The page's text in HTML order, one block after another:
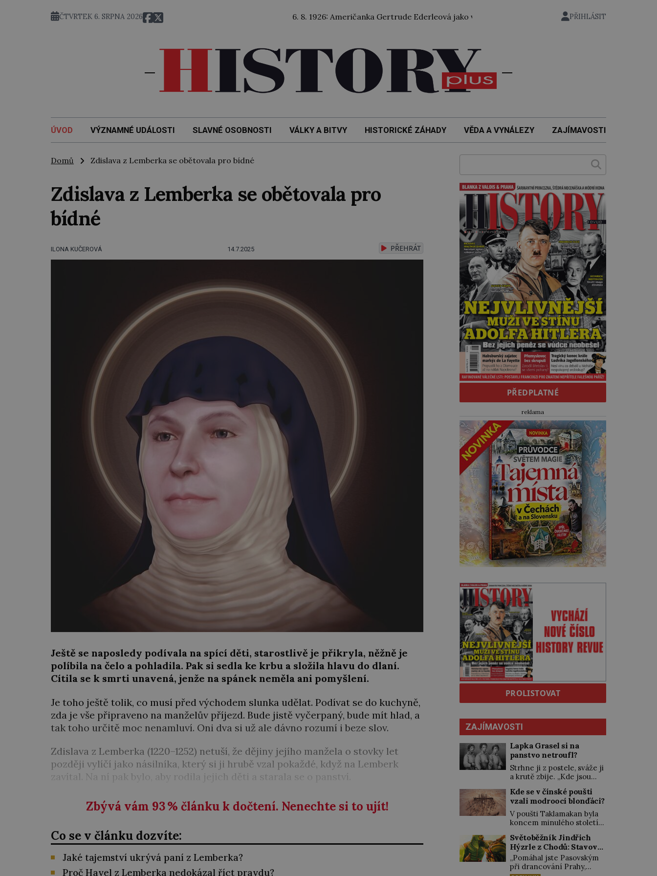
ČTVRTEK 6. SRPNA 2026 6. 8. 1926: Američanka Gertrude Ederleová jako vůbec první žena přeplavala kanál La Manche. Zabralo jí
PŘIHLÁSIT
ÚVOD VÝZNAMNÉ UDÁLOSTI SLAVNÉ OSOBNOSTI VÁLKY A BITVY HISTORICKÉ ZÁHADY VĚDA A VYNÁLEZY ZAJÍMAVOSTI
Domů Zdislava z Lemberka se obětovala pro bídné
Zdislava z Lemberka se obětovala pro
bídné
ILONA KUČEROVÁ 14.7.2025 PŘEHRÁT
Ještě se naposledy podívala na spící děti, starostlivě je přikryla, něžně je
políbila na čelo a pohladila. Pak si sedla ke krbu a složila hlavu do dlaní.
Cítila se k smrti unavená, jenže na spánek neměla ani pomyšlení.
Je toho ještě tolik, co musí před východem slunka udělat. Podívat se do kuchyně,
zda je vše připraveno na manželův příjezd. Bude jistě vyčerpaný, bude mít hlad, a
tak toho určitě moc nenamluví. Oni dva si už ale dávno rozumí i beze slov.
Zdislava z Lemberka (1220–1252) netuší, že dějiny jejího manžela o stovky let
později vylíčí jako násilníka, který si ji hrubě vzal pokaždé, když na Lemberk
zavítal. Na ní pak bylo, aby rodila jejich děti a starala se o panství.
Zbývá vám 93% článku k dočtení. Nenechte si to ujít!
Co se v článku dozvíte:
Jaké tajemství ukrývá paní z Lemberka?
Proč Havel z Lemberka nedokázal říct pravdu?
PŘEDPLATNÉ
reklama
PROLISTOVAT
ZAJÍMAVOSTI
Lapka Grasel si na
panstvo netroufl?
Strhne ji z postele, sváže ji
a krutě zbije. „Kde jsou
starou švadlenku. Když mu
to neprozradí – ostatně ani
nemůže, protože žádné
nemá, spokojí se lupič
látky. Zraněná žena pár dní
nato umírá. Je to muž
nebývale krutý. Jeho činy
budí hrůzu ještě dlouho po
jeho smrti […]
Kde se v čínské poušti
vzali modroocí blonďáci?
V poušti Taklamakan byla
koncem minulého století
s téměř netknutými
mumiemi. Všichni mrtví
byli pohřbeni s úctou a
četnými milodary. Asi
Světoběžník Jindřich
Hýzrle z Chodů: Stavové
ho měli za zrádce
„Pomáhal jste Pasovským
při drancování Prahy,